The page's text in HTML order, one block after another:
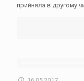
прийняла в другому